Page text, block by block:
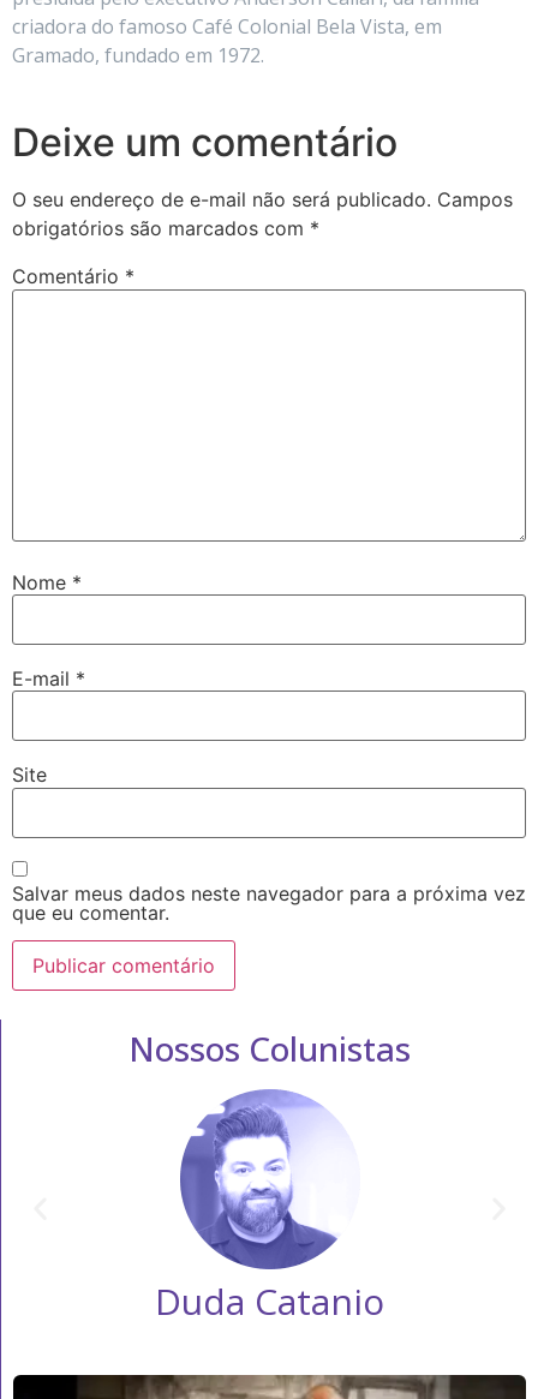
criadora do famoso Café Colonial Bela Vista, em
Gramado, fundado em 1972.
Deixe um comentário
O seu endereço de e-mail não será publicado. Campos
obrigatórios são marcados com *
Comentário *
Nome *
E-mail *
Site
Salvar meus dados neste navegador para a próxima vez
que eu comentar.
Nossos Colunistas
Duda Catanio